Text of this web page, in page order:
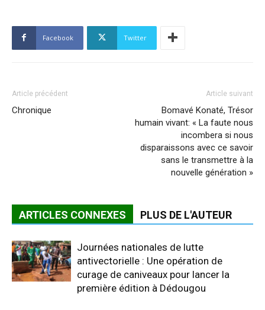
Facebook Twitter
Article précédent
Chronique
Article suivant
Bomavé Konaté, Trésor
humain vivant: « La faute nous
incombera si nous
disparaissons avec ce savoir
sans le transmettre à la
nouvelle génération »
ARTICLES CONNEXES PLUS DE L'AUTEUR
Journées nationales de lutte
antivectorielle : Une opération de
curage de caniveaux pour lancer la
première édition à Dédougou